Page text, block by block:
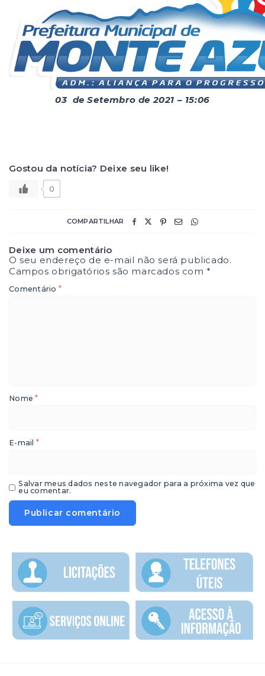
03 de Setembro de 2021 – 15:06
Gostou da notícia? Deixe seu like!
0
COMPARTILHAR
Deixe um comentário
O seu endereço de e-mail não será publicado.
Campos obrigatórios são marcados com*
Comentário *
Nome*
E-mail *
Salvar meus dados neste navegador para a próxima vez que
eu comentar.